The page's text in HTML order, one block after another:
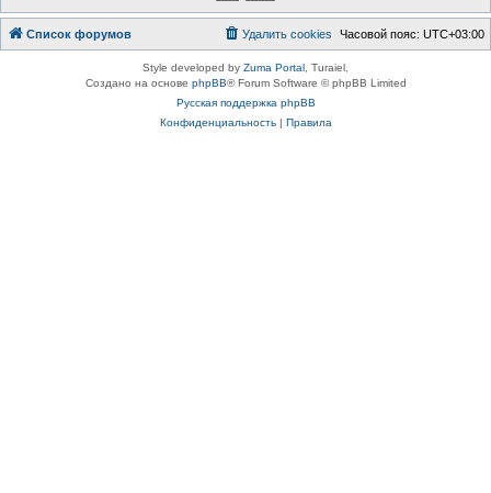
Список форумов Часовой пояс: UTC+03:00
Удалить cookies
Style developed by Zuma Portal , Turaiel,
Создано на основе phpBB® Forum Software © phpBB Limited
Русская поддержка phpBB
Конфиденциальность| Правила